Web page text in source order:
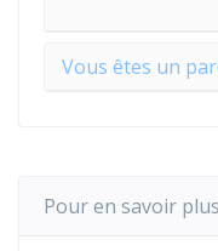
Vous êtes un
Pour en savoir plus